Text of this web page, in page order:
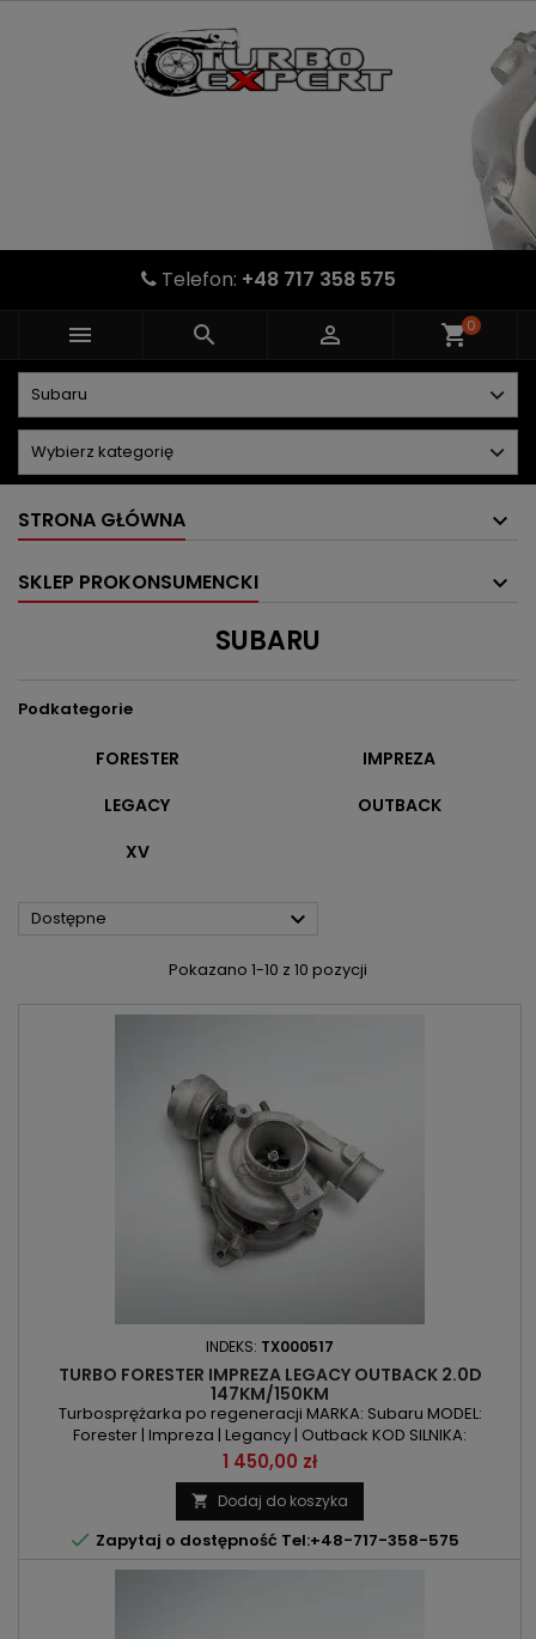
Telefon: +48 717 358 575
   shopping_cart0
STRONA GŁÓWNA
SKLEP PROKONSUMENCKI
SUBARU
Podkategorie
FORESTER
IMPREZA
LEGACY
OUTBACK
XV
Dostępne 
Pokazano 1-10 z 10 pozycji
INDEKS: TX000517
TURBO FORESTER IMPREZA LEGACY OUTBACK 2.0D
147KM/150KM
Turbosprężarka po regeneracji MARKA: Subaru MODEL:
Forester | Impreza | Legancy | Outback KOD SILNIKA:
EE20ZPOJEMNOŚĆ: 1998ccm 2.0d MOC: 147KM/108kW |
150KM/110kW ROK PRODUKCJI: Od 2008r
Cena
1 450,00 zł
 Dodaj do koszyka
 Zapytaj o dostępność Tel:+48-717-358-575